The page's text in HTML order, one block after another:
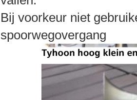
Bij voorkeur niet
spoorwegovergang